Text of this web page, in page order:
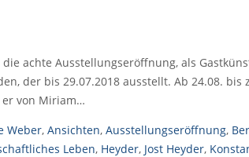
achte Ausstellungseröffnung, als
der bis 29.07.2018 ausstellt. Ab 24.08. bis
er von Miriam…
Weber, Ansichten, Ausstellungseröffnung,
Leben, Heyder, Jost Heyder,